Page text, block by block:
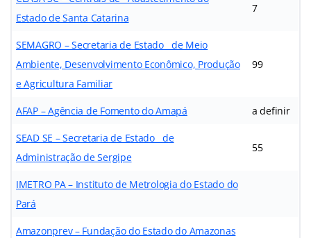
Estado de Santa Catarina
7
SEMAGRO – Secretaria de Estado de Meio
Ambiente, Desenvolvimento Econômico, Produção
e Agricultura Familiar
99
AFAP – Agência de Fomento do Amapá a definir
SEAD SE – Secretaria de Estado de
Administração de Sergipe
55
IMETRO PA – Instituto de Metrologia do Estado do
Pará
Amazonprev – Fundação do Estado do Amazonas